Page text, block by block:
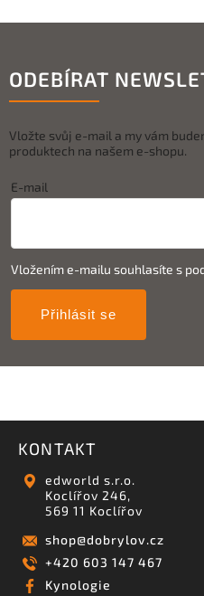
ODEBÍRAT
Vložte svůj e-mail a my vám
produktech na našem e-shopu.
E-mail
Vložením e-mailu souhlasíte s
Přihlásit se
KONTAKT
edworld s.r.o.
Koclířov 246,
569 11 Koclířov
shop@dobrylov.cz
+420 603 147 467
Kynologie